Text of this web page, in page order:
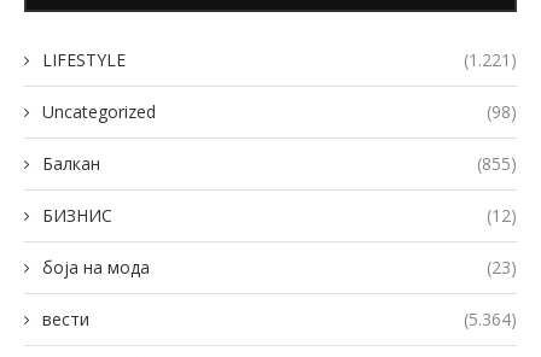
LIFESTYLE (1.221)
Uncategorized (98)
Балкан (855)
БИЗНИС (12)
боја на мода (23)
вести (5.364)